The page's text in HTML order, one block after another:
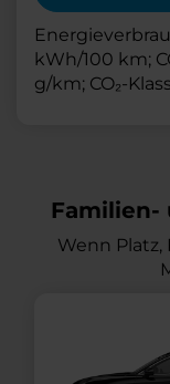
kWh/100 km;
g/km; CO₂-
Familien-
Wenn